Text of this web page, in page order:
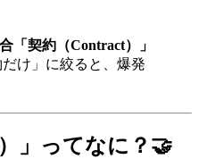
「契約（Contract）」
け」に絞ると、爆発
」ってなに？🤝